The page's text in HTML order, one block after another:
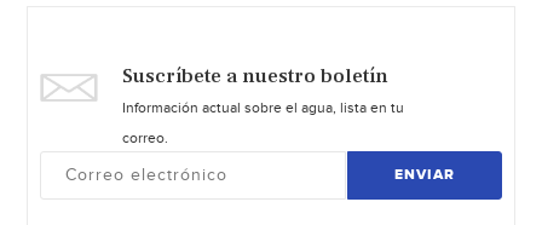
Suscríbete a nuestro boletín
Información actual sobre el agua, lista en tu
correo.
ENVIAR